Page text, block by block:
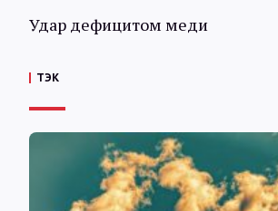
Удар дефицитом меди
ТЭК